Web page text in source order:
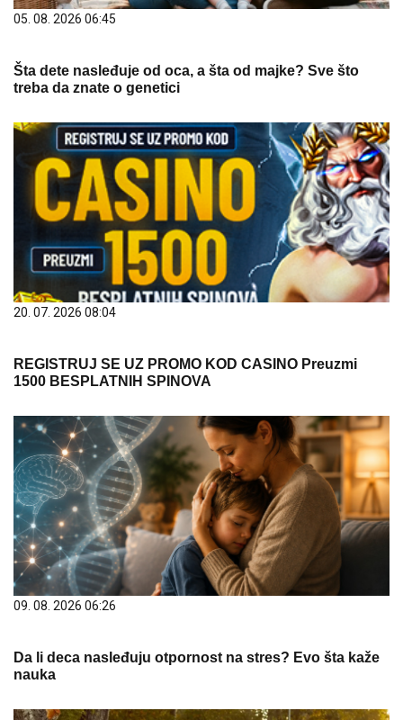
05. 08. 2026 06:45
Šta dete nasleđuje od oca, a šta od majke? Sve što
treba da znate o genetici
20. 07. 2026 08:04
REGISTRUJ SE UZ PROMO KOD CASINO Preuzmi
1500 BESPLATNIH SPINOVA
09. 08. 2026 06:26
Da li deca nasleđuju otpornost na stres? Evo šta kaže
nauka